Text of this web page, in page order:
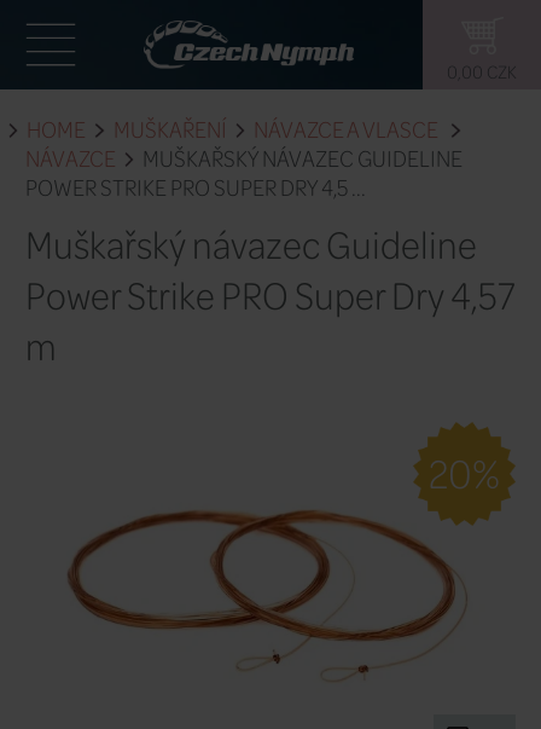
HOME MUŠKAŘENÍ
NÁVAZCE A
NÁVAZCE
MUŠKAŘSKÝ NÁVAZEC
POWER STRIKE PRO SUPER DRY 4,5 ...
Muškařský návazec
Power Strike PRO